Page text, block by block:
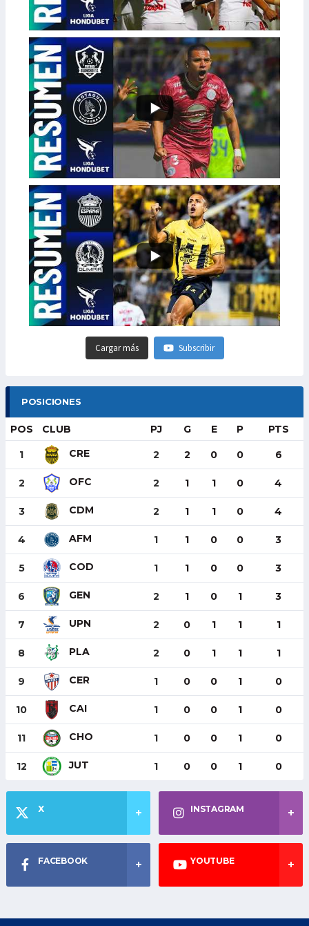
Cargar más Subscribir
POSICIONES
POS CLUB PJ G E P PTS
1 CRE 2 2 0 0 6
2 OFC 2 1 1 0 4
3 CDM 2 1 1 0 4
4 AFM 1 1 0 0 3
5 COD 1 1 0 0 3
6 GEN 2 1 0 1 3
7 UPN 2 0 1 1 1
8 PLA 2 0 1 1 1
9 CER 1 0 0 1 0
10 CAI 1 0 0 1 0
11 CHO 1 0 0 1 0
12 JUT 1 0 0 1 0
X INSTAGRAM
FACEBOOK YOUTUBE